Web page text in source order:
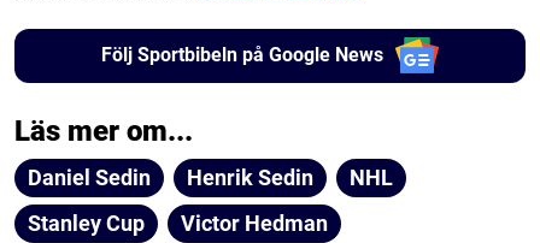
Följ Sportbibeln på Google News
Läs mer om...
Daniel Sedin Henrik Sedin
NHL
Stanley Cup
Victor Hedman